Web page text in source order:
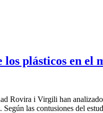
los plásticos en el
Rovira i Virgili han
las contusiones del